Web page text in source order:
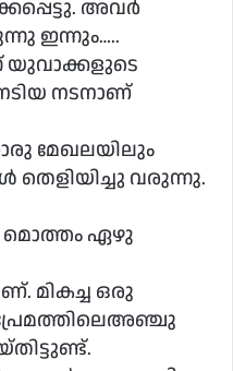
അവർ
ഇന്നും…..
യുവാക്കളുടെ
നടനാണ്
മേഖലയിലും
തെളിയിച്ചു വരുന്നു.
മൊത്തം ഏഴു
മികച്ച ഒരു